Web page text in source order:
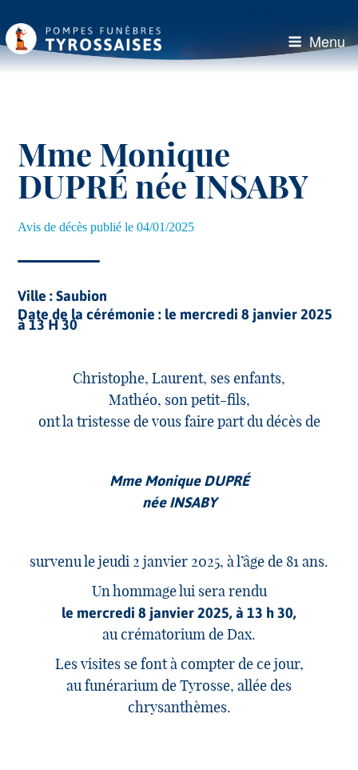
au
contenu
principal
Menu
Mme Monique
DUPRÉ née INSABY
Avis de décès publié le 04/01/2025
Ville : Saubion
Date de la cérémonie : le mercredi 8 janvier 2025
à 13 H 30
Christophe, Laurent, ses enfants,
Mathéo, son petit-fils,
ont la tristesse de vous faire part du décès de
Mme Monique DUPRÉ
née INSABY
survenu le jeudi 2 janvier 2025, à l’âge de 81 ans.
Un hommage lui sera rendu
le mercredi 8 janvier 2025, à 13 h 30,
au crématorium de Dax.
Les visites se font à compter de ce jour,
au funérarium de Tyrosse, allée des
chrysanthèmes.